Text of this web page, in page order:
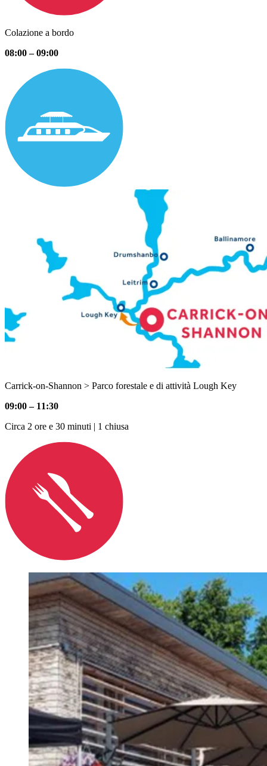
Colazione a bordo
08:00 – 09:00
Carrick-on-Shannon > Parco forestale e di attività Lough Key
09:00 – 11:30
Circa 2 ore e 30 minuti | 1 chiusa